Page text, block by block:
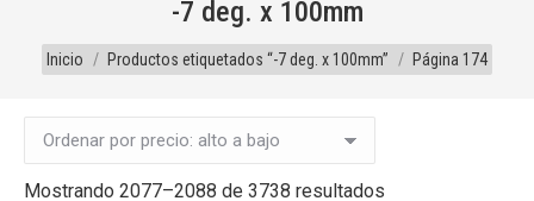
-7 deg. x 100mm
Estás aquí:
Inicio Productos etiquetados “-7 deg. x 100mm” Página 174
Mostrando 2077–2088 de 3738 resultados